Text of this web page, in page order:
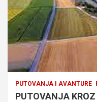
PUTOVANJA I AVANTURE
PUTOVANJA